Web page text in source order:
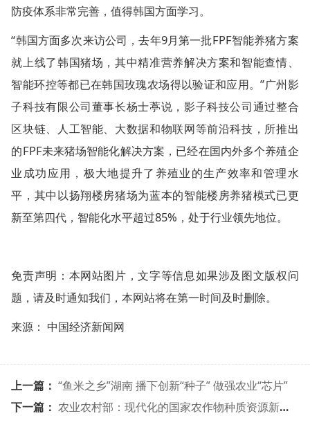
防疫体系非常完善，值得韩国方面学习。
“韩国方面多次来访公司，去年9月第一批FPF智能养猪方案
就上线了韩国猪场，其中精准营养解决方案和智能查情、
智能环控等都已在韩国玫瑰农场得以验证和应用。”广州影
子科技有限公司董事长杨士葶说，影子科技公司通过整合
区块链、人工智能、大数据和物联网等前沿科技，所推出
的FPF未来猪场智能化解决方案，已经在国内外多个养殖企
业成功应用，极大地提升了养殖业的生产效率和管理水
平，其中以扬翔楼房猪场为蓝本的智能楼房养猪模式已更
新至第四代，智能化水平超过85%，处于行业领先地位。
免责声明：本网站图片，文字等信息如果涉及图文版权问
题，请及时通知我们，本网站将在第一时间及时删除。
来源： 中国经济新闻网
上一篇： “鱼米之乡”湖南 播下创新“种子” 做强农业“芯片”
下一篇： 农业农村部：现代化的国家农作物种质资源新库已建